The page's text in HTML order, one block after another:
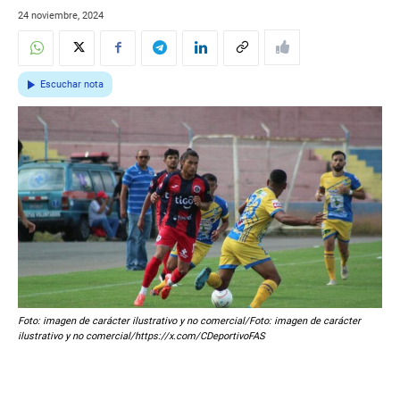
24 noviembre, 2024
Escuchar nota
Foto: imagen de carácter ilustrativo y no comercial/Foto: imagen de carácter
ilustrativo y no comercial/https://x.com/CDeportivoFAS